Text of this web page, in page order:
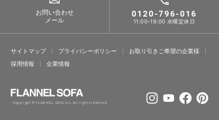
お問い合わせ
メール
0120-796-016
11:00-19:00 水曜定休日
サイトマップ プライバシーポリシー
お取り引きご希望の企業様
採⽤情報
企業情報
Copyright © FLANNEL SOFA Inc. All rights reserved